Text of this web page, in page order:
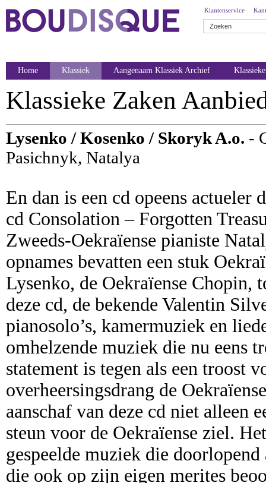
Klantenservice
Home Klassiek Aangenaam Klassiek Archief
Klassieke Zaken
Lysenko / Kosenko / Skoryk A.o. -
Pasichnyk, Natalya
En dan is een cd opeens
cd Consolation – Forgotten
Zweeds-Oekraïense pianiste
opnames bevatten een stuk
Lysenko, de Oekraïense Chopin,
deze cd, de bekende Valentin
pianosolo’s, kamermuziek en
omhelzende muziek die nu eens
statement is tegen als een troost
overheersingsdrang de
aanschaf van deze cd niet alleen
steun voor de Oekraïense ziel.
gespeelde muziek die
die ook op zijn eigen merites